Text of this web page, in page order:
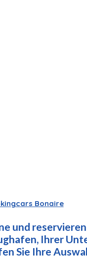
Bonaire
und
Ihrer
Sie Ihre